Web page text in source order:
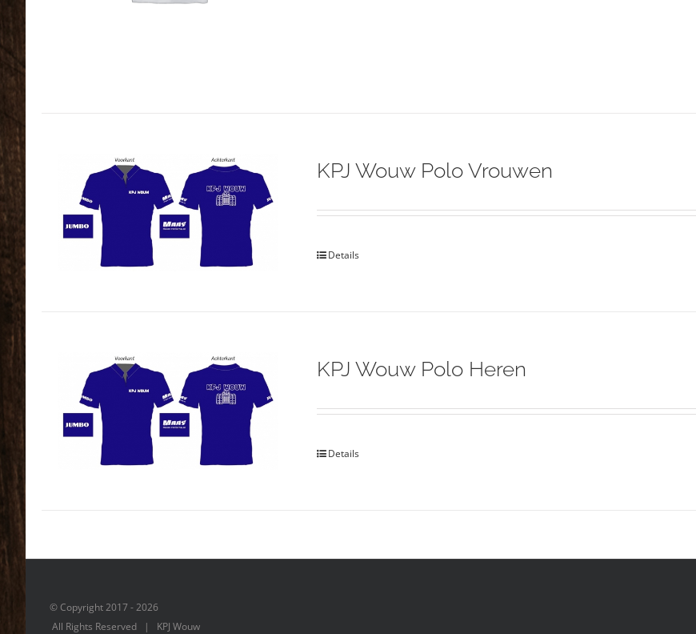
KPJ Wouw Polo Vrouwen
Details
KPJ Wouw Polo Heren
Details
© Copyright 2017 -2026
All Rights Reserved | KPJ Wouw